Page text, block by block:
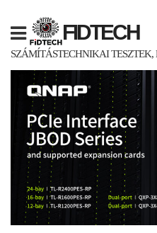
content
FIDTECH
SZÁMÍTÁSTECHNIKAI